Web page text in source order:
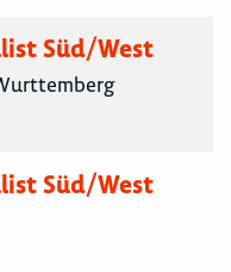
Süd/West
Süd/West